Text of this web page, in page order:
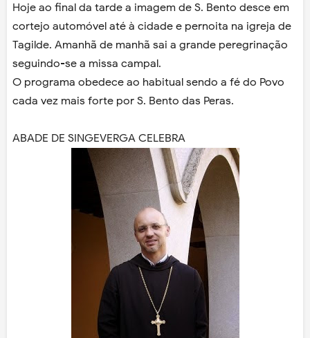
Hoje ao final da tarde a imagem de S. Bento desce em
cortejo automóvel até à cidade e pernoita na igreja de
Tagilde. Amanhã de manhã sai a grande peregrinação
seguindo-se a missa campal.
O programa obedece ao habitual sendo a fé do Povo
cada vez mais forte por S. Bento das Peras.
ABADE DE SINGEVERGA CELEBRA